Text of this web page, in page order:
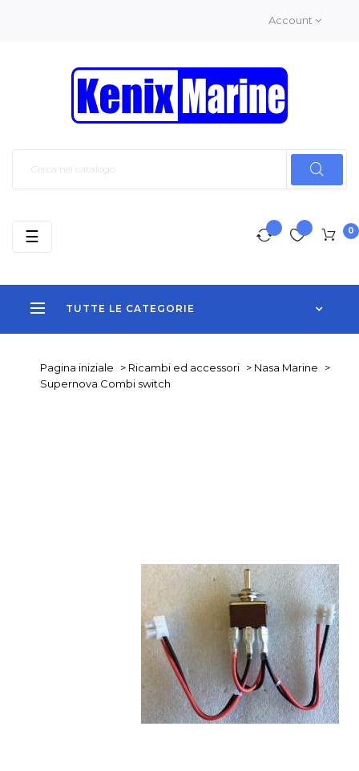
Account
0
TUTTE LE CATEGORIE
navigazione
☰
Pagina iniziale > Ricambi ed accessori > Nasa Marine
>
Supernova Combi switch